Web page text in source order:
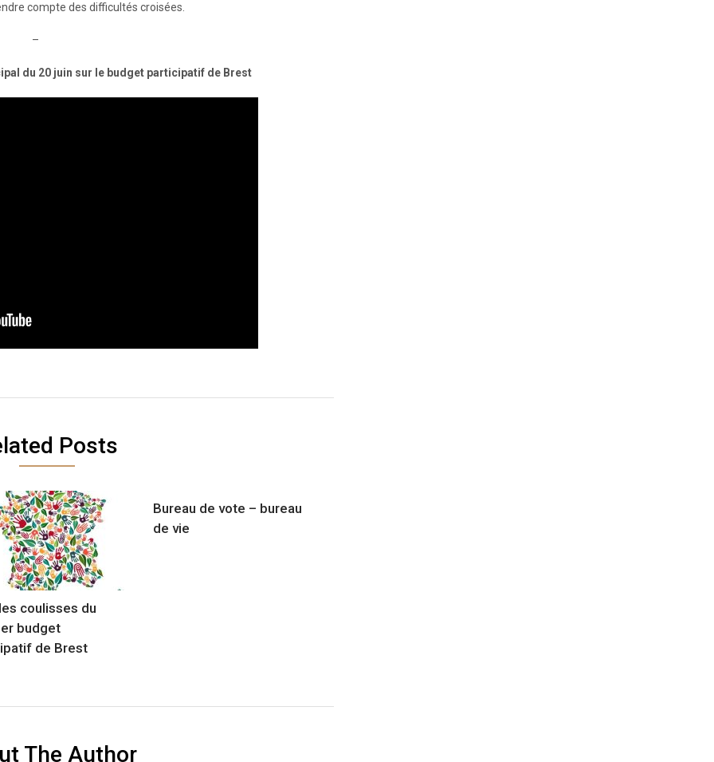
compte des difficultés croisées.
–
du 20 juin sur le budget participatif de Brest
Posts
coulisses du
budget
de Brest
Bureau de vote – bureau
de vie
The Author